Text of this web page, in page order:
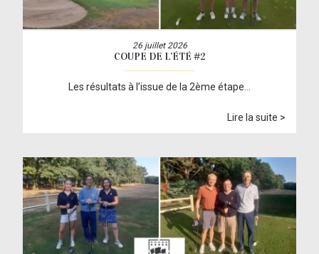
26 juillet 2026
COUPE DE L’ÉTÉ #2
Les résultats à l’issue de la 2ème étape…
Lire la suite >